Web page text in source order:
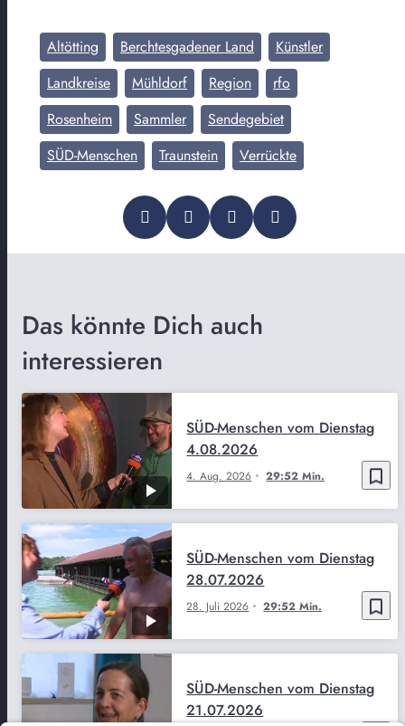
Altötting Berchtesgadener Land
Künstler
Landkreise
Mühldorf Region
rfo
Rosenheim
Sammler
Sendegebiet
SÜD-Menschen
Traunstein Verrückte
Das könnte Dich auch
interessieren
bookmark_border
4. Aug. 2026 29:52 Min.
SÜD-Menschen vom Dienstag
4.08.2026
bookmark_border
28. Juli 2026 29:52 Min.
SÜD-Menschen vom Dienstag
28.07.2026
SÜD-Menschen vom Dienstag
21.07.2026